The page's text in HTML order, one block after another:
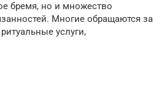
бремя, но и множество
Многие обращаются за
услуги,